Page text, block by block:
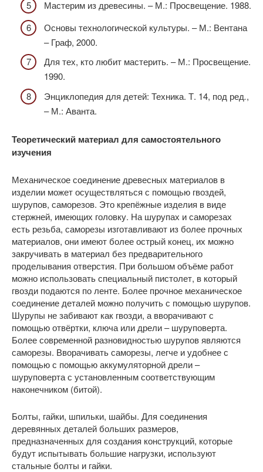
Мастерим из древесины. – М.: Просвещение. 1988.
Основы технологической культуры. – М.: Вентана
– Граф, 2000.
Для тех, кто любит мастерить. – М.: Просвещение.
1990.
Энциклопедия для детей: Техника. Т. 14, под ред.,
– М.: Аванта.
Теоретический материал для самостоятельного
изучения
Механическое соединение древесных материалов в
изделии может осуществляться с помощью гвоздей,
шурупов, саморезов. Это крепёжные изделия в виде
стержней, имеющих головку. На шурупах и саморезах
есть резьба, саморезы изготавливают из более прочных
материалов, они имеют более острый конец, их можно
закручивать в материал без предварительного
проделывания отверстия. При большом объёме работ
можно использовать специальный пистолет, в который
гвозди подаются по ленте. Более прочное механическое
соединение деталей можно получить с помощью шурупов.
Шурупы не забивают как гвозди, а вворачивают с
помощью отвёртки, ключа или дрели – шуруповерта.
Более современной разновидностью шурупов являются
саморезы. Вворачивать саморезы, легче и удобнее с
помощью с помощью аккумуляторной дрели –
шуруповерта с установленным соответствующим
наконечником (битой).
Болты, гайки, шпильки, шайбы. Для соединения
деревянных деталей больших размеров,
предназначенных для создания конструкций, которые
будут испытывать большие нагрузки, используют
стальные болты и гайки.